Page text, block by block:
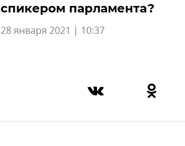
спикером парламента?
28 января 2021 | 10:37